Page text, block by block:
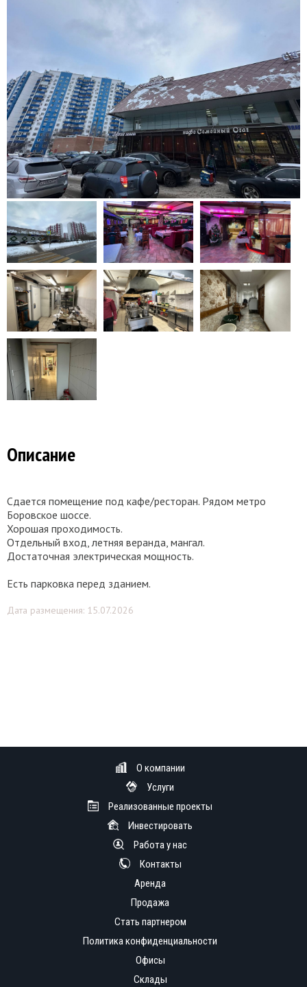
Описание
Сдается помещение под кафе/ресторан. Рядом метро
Боровское шоссе.
Хорошая проходимость.
Отдельный вход, летняя веранда, мангал.
Достаточная электрическая мощность.
Есть парковка перед зданием.
Дата размещения: 15.07.2026
О компании
Услуги
Реализованные проекты
Инвестировать
Работа у нас
Контакты
Аренда
Продажа
Стать партнером
Политика конфиденциальности
Офисы
Склады